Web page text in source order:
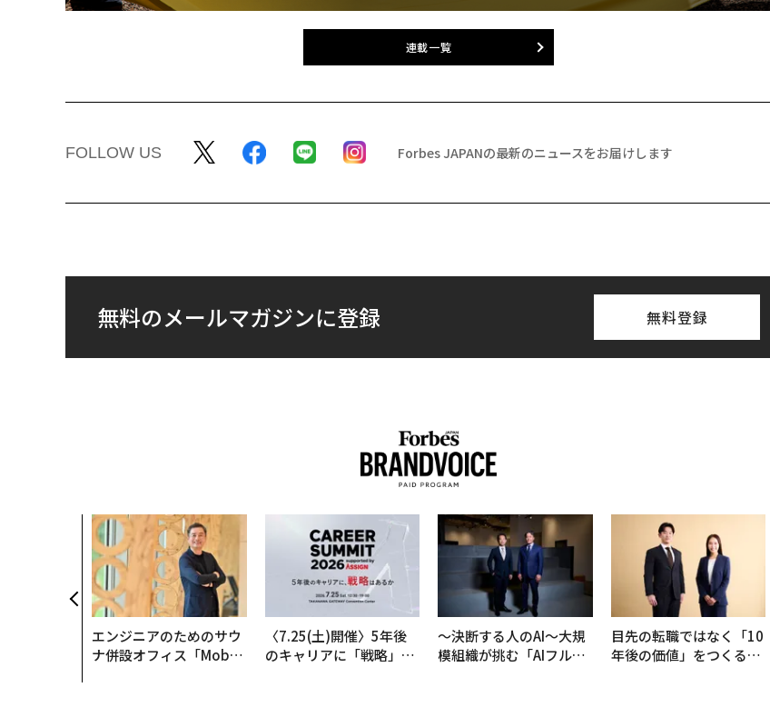
連載一覧
FOLLOW US Forbes JAPANの最新のニュースをお届けします
無料のメールマガジンに登録 無料登録
エンジニアのためのサウ
ナ併設オフィス「Mobiu
〈7.25(土)開催〉5年後
のキャリアに「戦略」は
〜決断する人のAI〜大規
模組織が挑む「AIフル実
目先の転職ではなく「10
年後の価値」をつくる─